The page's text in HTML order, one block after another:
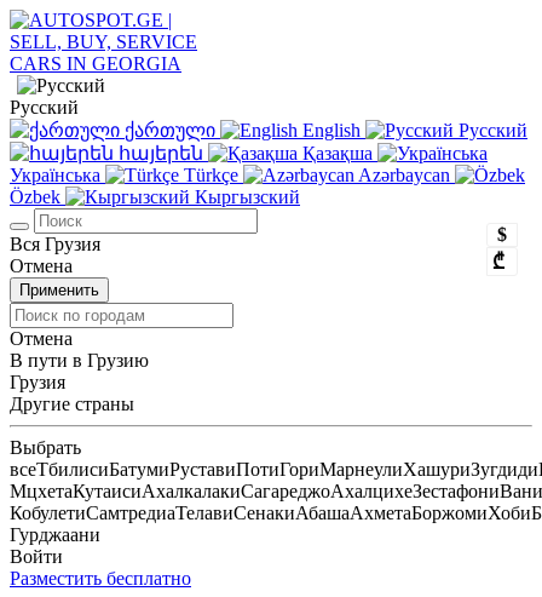
Русский
ქართული
English
Русский
հայերեն
Қазақша
Українська
Türkçe
Azərbaycan
Özbek
Кыргызский
$
₾
Вся Грузия
Отмена
Применить
Отмена
В пути в Грузию
Грузия
Другие страны
Выбрать
всеТбилисиБатумиРуставиПотиГориМарнеулиХашуриЗугдиди
МцхетаКутаисиАхалкалакиСагареджоАхалцихеЗестафониВани
КобулетиСамтредиаТелавиСенакиАбашаАхметаБоржомиХоби
Гурджаани
Войти
Разместить бесплатно